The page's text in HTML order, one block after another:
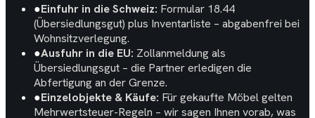
●Einfuhr in die Schweiz: Formular 18.44
(Übersiedlungsgut) plus Inventarliste – abgabenfrei bei
Wohnsitzverlegung.
●Ausfuhr in die EU: Zollanmeldung als
Übersiedlungsgut – die Partner erledigen die
Abfertigung an der Grenze.
●Einzelobjekte & Käufe: Für gekaufte Möbel gelten
Mehrwertsteuer-Regeln – wir sagen Ihnen vorab, was